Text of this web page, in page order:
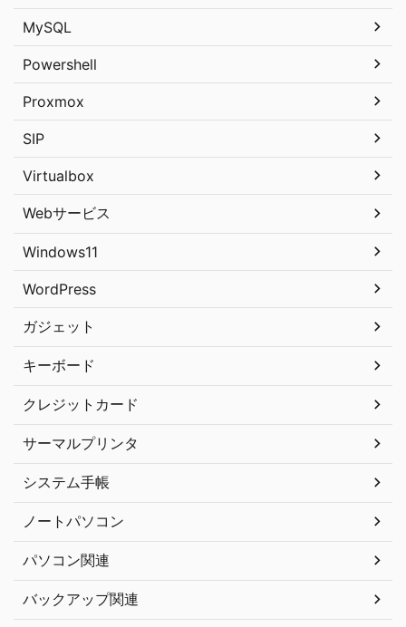
MySQL
Powershell
Proxmox
SIP
Virtualbox
Webサービス
Windows11
WordPress
ガジェット
キーボード
クレジットカード
サーマルプリンタ
システム手帳
ノートパソコン
パソコン関連
バックアップ関連